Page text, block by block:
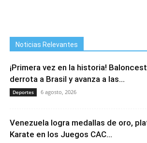
Noticias Relevantes
¡Primera vez en la historia!
derrota a Brasil y avanza a las...
Deportes 6 agosto, 2026
Venezuela logra medallas de oro,
Karate en los Juegos CAC...